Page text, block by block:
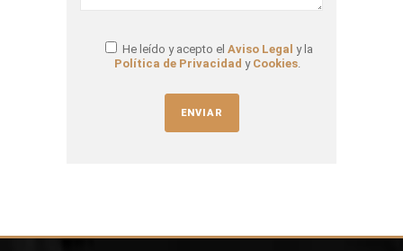
He leído y acepto el Aviso Legal y la
Política de Privacidad y Cookies.